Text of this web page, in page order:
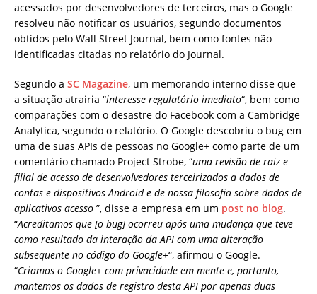
acessados ​​por desenvolvedores de terceiros, mas o Google
resolveu não notificar os usuários, segundo documentos
obtidos pelo Wall Street Journal, bem como fontes não
identificadas citadas no relatório do Journal.
Segundo a SC Magazine, um memorando interno disse que
a situação atrairia “interesse regulatório imediato“, bem como
comparações com o desastre do Facebook com a Cambridge
Analytica, segundo o relatório. O Google descobriu o bug em
uma de suas APIs de pessoas no Google+ como parte de um
comentário chamado Project Strobe, “uma revisão de raiz e
filial de acesso de desenvolvedores terceirizados a dados de
contas e dispositivos Android e de nossa filosofia sobre dados de
aplicativos acesso ”, disse a empresa em um post no blog.
“Acreditamos que [o bug] ocorreu após uma mudança que teve
como resultado da interação da API com uma alteração
subsequente no código do Google+“, afirmou o Google.
“Criamos o Google+ com privacidade em mente e, portanto,
mantemos os dados de registro desta API por apenas duas